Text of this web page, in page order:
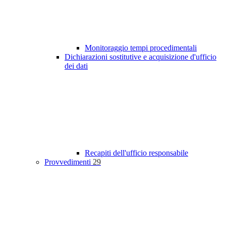
Monitoraggio tempi procedimentali
Dichiarazioni sostitutive e acquisizione d'ufficio
dei dati
Recapiti dell'ufficio responsabile
Provvedimenti 29